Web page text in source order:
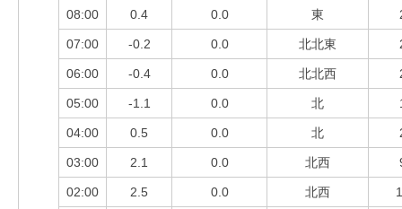
08:00 0.4 0.0 東
07:00 -0.2 0.0 北北東
06:00 -0.4 0.0 北北西
05:00 -1.1 0.0 北
04:00 0.5 0.0 北
03:00 2.1 0.0 北西
02:00 2.5 0.0 北西